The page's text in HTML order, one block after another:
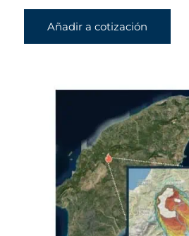
Añadir a cotización